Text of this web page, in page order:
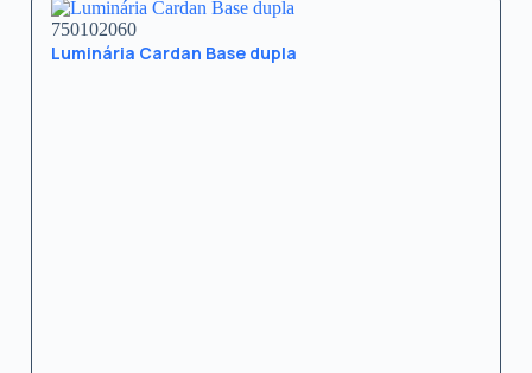
750102060
Luminária Cardan Base dupla